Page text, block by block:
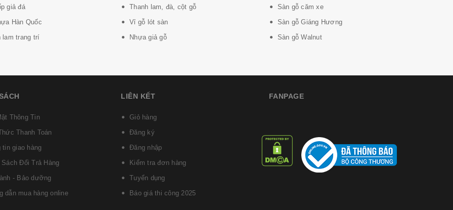
giả đá
Hàn Quốc
lam trang trí
Thanh lam, đà, cột gỗ
Vỉ gỗ lót sàn
Nhựa giả gỗ
Sàn gỗ căm xe
Sàn gỗ Giáng Hương
Sàn gỗ Walnut
Thông Tin
Thanh Toán
tin giao hàng
Sách Đổi Trả Hàng
- Bảo dưỡng
dẫn mua hàng online
LIÊN KẾT
Giỏ hàng
Đăng ký
Đăng nhập
Kiểm tra đơn hàng
Tuyển dụng
Báo giá thi công 2025
FANPAGE